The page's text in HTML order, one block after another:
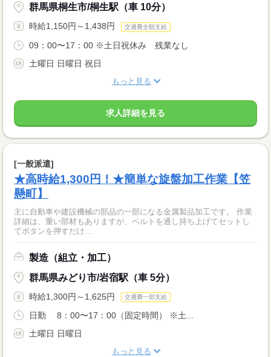
群馬県桐生市/桐生駅（車 10分）
時給1,150円～1,438円 交通費全額支給
09：00〜17：00 ※土日祝休み 残業なし
土曜日 日曜日 祝日
もっと見る
求人詳細を見る
[一般派遣]
★高時給1,300円！★簡単な旋盤加工作業【笠
懸町】
主に自動車や建設機械の部品の一部になる金属製品加工です。 作業
詳細は、重い部材もありますが、ベルトを通し持ち上げてセットし
てボタンを押すだけ...
製造（組立・加工）
群馬県みどり市/岩宿駅（車 5分）
時給1,300円～1,625円 交通費一部支給
日勤 8：00〜17：00（固定時間） ※土...
土曜日 日曜日
もっと見る